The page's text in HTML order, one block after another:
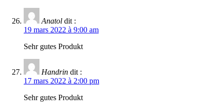
Anatol dit :
19 mars 2022 à 9:00 am
Sehr gutes Produkt
Handrin dit :
17 mars 2022 à 2:00 pm
Sehr gutes Produkt